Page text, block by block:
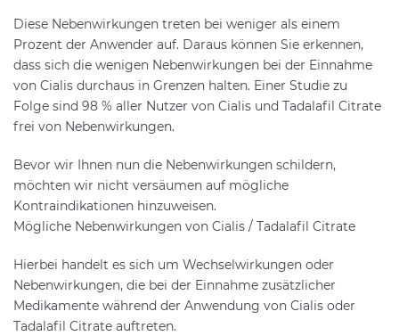
Diese Nebenwirkungen treten bei weniger als einem
Prozent der Anwender auf. Daraus können Sie erkennen,
dass sich die wenigen Nebenwirkungen bei der Einnahme
von Cialis durchaus in Grenzen halten. Einer Studie zu
Folge sind 98 % aller Nutzer von Cialis und Tadalafil Citrate
frei von Nebenwirkungen.
Bevor wir Ihnen nun die Nebenwirkungen schildern,
möchten wir nicht versäumen auf mögliche
Kontraindikationen hinzuweisen.
Mögliche Nebenwirkungen von Cialis / Tadalafil Citrate
Hierbei handelt es sich um Wechselwirkungen oder
Nebenwirkungen, die bei der Einnahme zusätzlicher
Medikamente während der Anwendung von Cialis oder
Tadalafil Citrate auftreten.